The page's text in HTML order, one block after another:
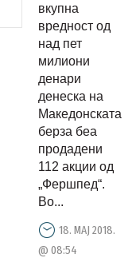
со
акциите
на
„Фершпед“
вкупна
вредност од
над пет
милиони
денари
денеска на
Македонската
берза беа
продадени
112 акции од
„Фершпед“.
Во...
18. МАЈ 2018.
@ 08:54